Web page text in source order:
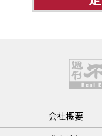
会社概要